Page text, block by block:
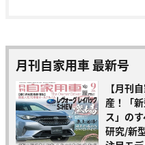
月刊自家用車 最新号
【月刊
産！「
ス」の
研究/新